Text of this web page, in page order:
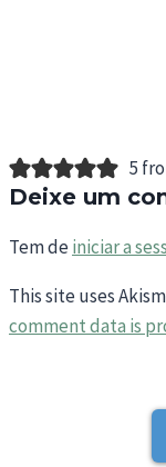
5
Deixe um
Tem deiniciar a
This site uses
comment data is